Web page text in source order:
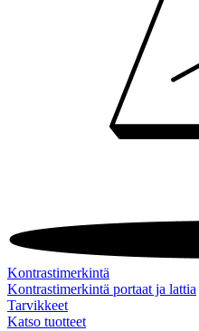
Kontrastimerkintä
Kontrastimerkintä portaat ja lattia
Tarvikkeet
Katso tuotteet